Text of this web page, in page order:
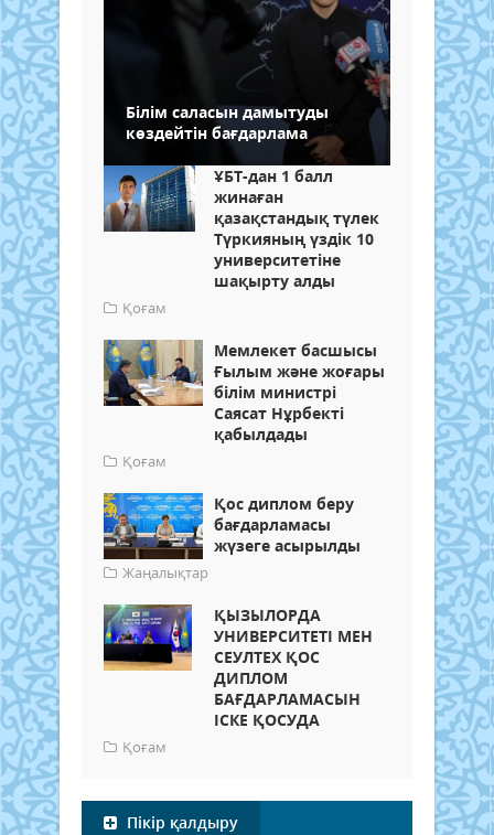
Білім саласын дамытуды
көздейтін бағдарлама
ҰБТ-дан 1 балл
жинаған
қазақстандық түлек
Түркияның үздік 10
университетіне
шақырту алды
Қоғам
Мемлекет басшысы
Ғылым және жоғары
білім министрі
Саясат Нұрбекті
қабылдады
Қоғам
Қос диплом беру
бағдарламасы
жүзеге асырылды
Жаңалықтар
ҚЫЗЫЛОРДА
УНИВЕРСИТЕТІ МЕН
СЕУЛТЕХ ҚОС
ДИПЛОМ
БАҒДАРЛАМАСЫН
ІСКЕ ҚОСУДА
Қоғам
Пікір қалдыру